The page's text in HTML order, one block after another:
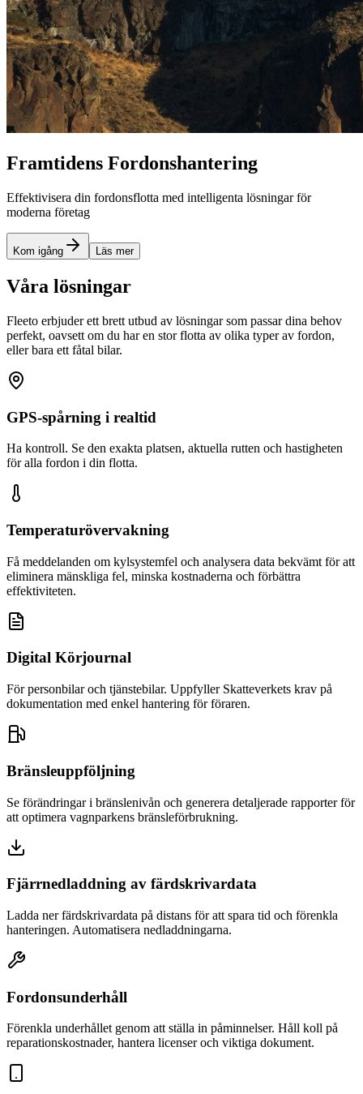
Framtidens Fordonshantering
Effektivisera din fordonsflotta med intelligenta lösningar för
moderna företag
Kom igång Läs mer
Våra lösningar
Fleeto erbjuder ett brett utbud av lösningar som passar dina behov
perfekt, oavsett om du har en stor flotta av olika typer av fordon,
eller bara ett fåtal bilar.
GPS-spårning i realtid
Ha kontroll. Se den exakta platsen, aktuella rutten och hastigheten
för alla fordon i din flotta.
Temperaturövervakning
Få meddelanden om kylsystemfel och analysera data bekvämt för att
eliminera mänskliga fel, minska kostnaderna och förbättra
effektiviteten.
Digital Körjournal
För personbilar och tjänstebilar. Uppfyller Skatteverkets krav på
dokumentation med enkel hantering för föraren.
Bränsleuppföljning
Se förändringar i bränslenivån och generera detaljerade rapporter för
att optimera vagnparkens bränsleförbrukning.
Fjärrnedladdning av färdskrivardata
Ladda ner färdskrivardata på distans för att spara tid och förenkla
hanteringen. Automatisera nedladdningarna.
Fordonsunderhåll
Förenkla underhållet genom att ställa in påminnelser. Håll koll på
reparationskostnader, hantera licenser och viktiga dokument.